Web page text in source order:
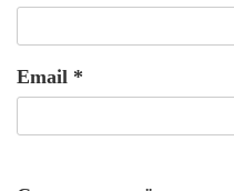
Email *